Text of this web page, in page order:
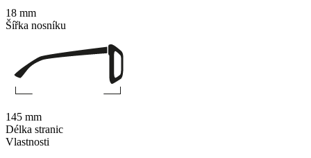
Vlastnosti
18 mm
Šířka nosníku
145 mm
Délka stranic